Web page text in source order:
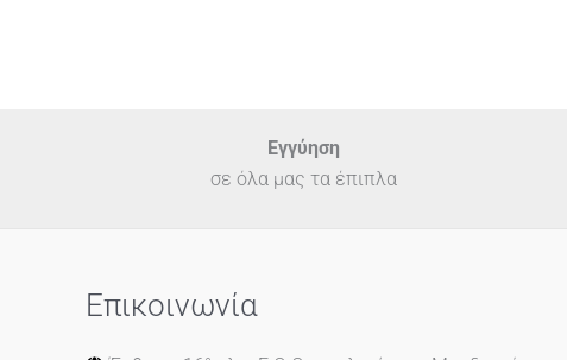
Εγγύηση
σε όλα μας τα έπιπλα
Επικοινωνία